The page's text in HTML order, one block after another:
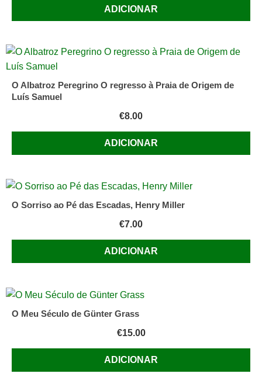
ADICIONAR
O Albatroz Peregrino O regresso à Praia de Origem de
Luís Samuel
€8.00
ADICIONAR
O Sorriso ao Pé das Escadas, Henry Miller
€7.00
ADICIONAR
O Meu Século de Günter Grass
€15.00
ADICIONAR